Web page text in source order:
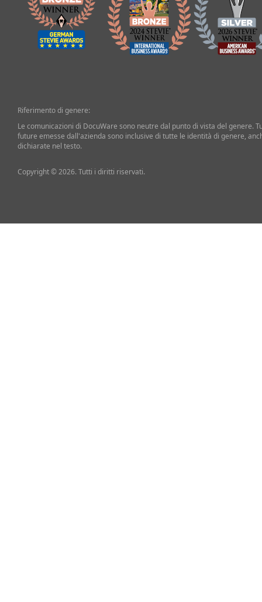
Riferimento di genere:
Le comunicazioni di DocuWare sono neutre dal punto di vista del genere.
future emesse dall'azienda sono inclusive di tutte le identità di genere,
dichiarate nel testo.
Copyright © 2026. Tutti i diritti riservati.